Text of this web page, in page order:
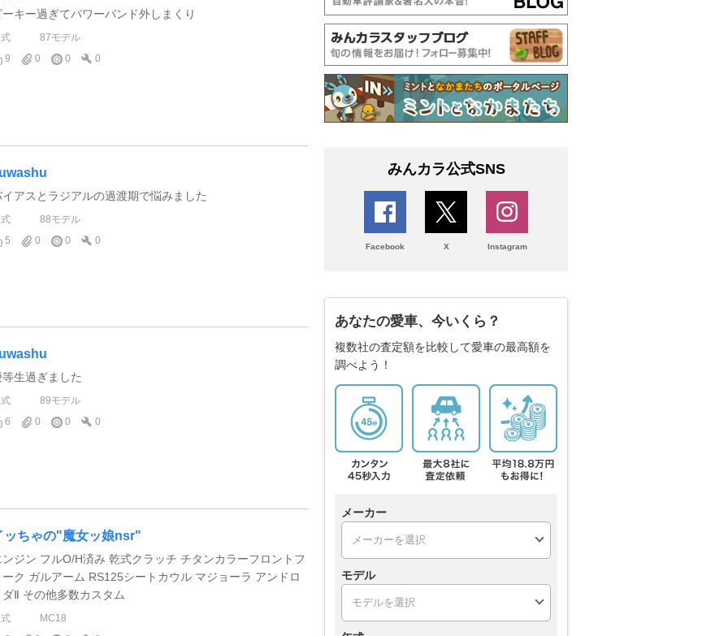
ーキー過ぎてパワーバンド外しまくり
87モデル
9
0 0 0
イアスとラジアルの過渡期で悩みました
88モデル
5
0 0 0
等生過ぎました
89モデル
6
0 0 0
ッちゃの"魔女ッ娘nsr"
ンジン フルO/H済み 乾式クラッチ チタンカラーフロントフ
ーク ガルアーム RS125シートカウル マジョーラ アンドロ
ダⅡ その他多数カスタム
MC18
みんカラ公式SNS
Facebook X Instagram
あなたの愛車、今いくら？
複数社の査定額を比較して愛車の最高額を
調べよう！
メーカー
モデル